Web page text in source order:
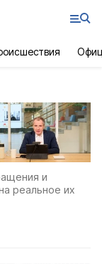
и
реальное их